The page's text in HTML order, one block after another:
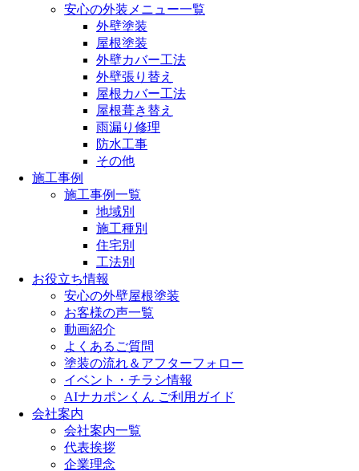
安心の外装メニュー一覧
外壁塗装
屋根塗装
外壁カバー工法
外壁張り替え
屋根カバー工法
屋根葺き替え
雨漏り修理
防水工事
その他
施工事例
施工事例一覧
地域別
施工種別
住宅別
工法別
お役立ち情報
安心の外壁屋根塗装
お客様の声一覧
動画紹介
よくあるご質問
塗装の流れ＆アフターフォロー
イベント・チラシ情報
AIナカポンくん ご利用ガイド
会社案内
会社案内一覧
代表挨拶
企業理念